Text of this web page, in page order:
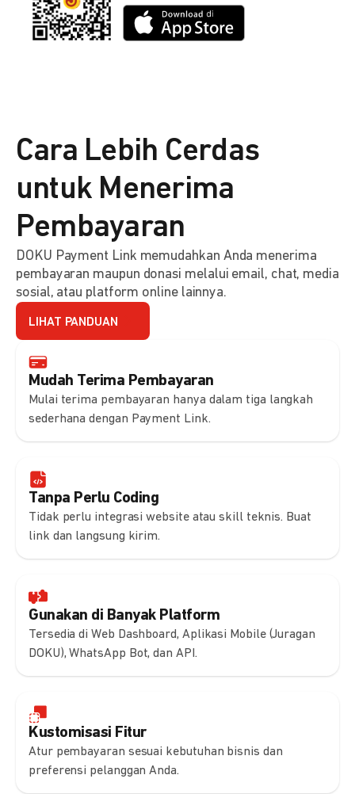
Mudah Terima Pembayaran
Mulai terima pembayaran hanya dalam tiga langkah
sederhana dengan Payment Link.
Tanpa Perlu Coding
Tidak perlu integrasi website atau skill teknis. Buat
link dan langsung kirim.
Gunakan di Banyak Platform
Tersedia di Web Dashboard, Aplikasi Mobile (Juragan
DOKU), WhatsApp Bot, dan API.
Kustomisasi Fitur
Atur pembayaran sesuai kebutuhan bisnis dan
preferensi pelanggan Anda.
Cara Lebih Cerdas
untuk Menerima
Pembayaran
DOKU Payment Link memudahkan Anda menerima
pembayaran maupun donasi melalui email, chat, media
sosial, atau platform online lainnya.
LIHAT PANDUAN